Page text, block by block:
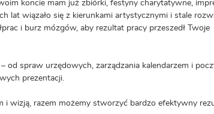
koncie mam już zbiórki, festyny charytatywne,
lat wiązało się z kierunkami artystycznymi i stale
i burz mózgów, aby rezultat pracy przeszedł Twoje
od spraw urzędowych, zarządzania kalendarzem i
prezentacji.
i wizją, razem możemy stworzyć bardzo efektywny